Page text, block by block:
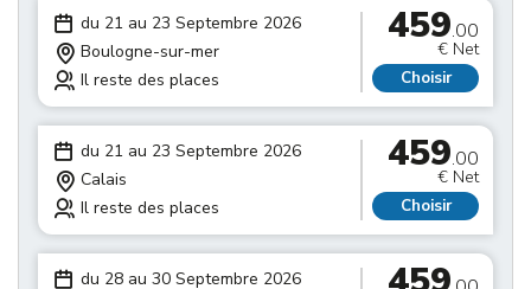
du 21 au 23 Septembre 2026
Boulogne-sur-mer
Il reste des places
459.00
€ Net
Choisir
du 21 au 23 Septembre 2026
Calais
Il reste des places
459.00
€ Net
Choisir
du 28 au 30 Septembre 2026